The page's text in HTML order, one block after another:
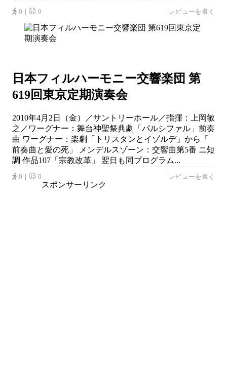
0｜ 0 レビューを書く
日本フィルハーモニー交響楽団 第
619回東京定期演奏会
2010年4月2日（金）／サントリーホール／指揮：上岡敏
之／ワーグナー：舞台神聖祭典劇「パルシファル」前奏
曲 ワーグナー：楽劇「トリスタンとイゾルデ」から「
前奏曲と愛の死」 メンデルスゾーン：交響曲第5番 ニ短
調 作品107「宗教改革」 翌日も同プログラム...
0｜ 0 レビューを書く
スポンサーリンク